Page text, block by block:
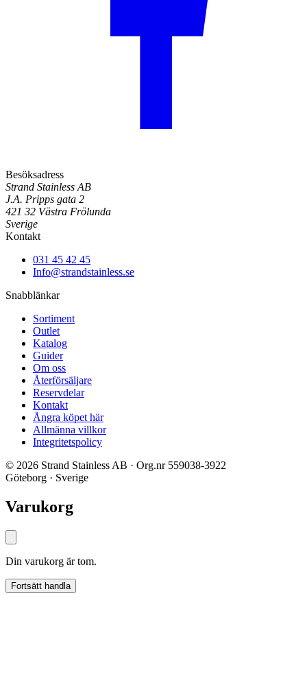
Besöksadress
Strand Stainless AB
J.A. Pripps gata 2
421 32 Västra Frölunda
Sverige
Kontakt
031 45 42 45
Info@strandstainless.se
Snabblänkar
Sortiment
Outlet
Katalog
Guider
Om oss
Återförsäljare
Reservdelar
Kontakt
Ångra köpet här
Allmänna villkor
Integritetspolicy
© 2026 Strand Stainless AB · Org.nr 559038-3922
Göteborg · Sverige
Varukorg
Din varukorg är tom.
Fortsätt handla